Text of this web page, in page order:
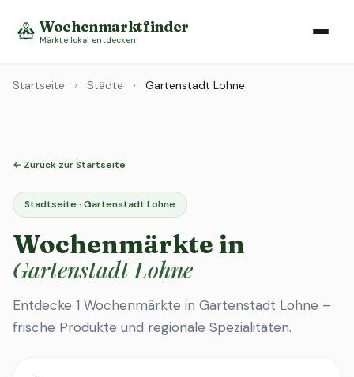
Wochenmarktfinder
Märkte lokal entdecken
Startseite › Städte › Gartenstadt Lohne
← Zurück zur Startseite
Stadtseite · Gartenstadt Lohne
Wochenmärkte in
Gartenstadt Lohne
Entdecke 1 Wochenmärkte in Gartenstadt Lohne –
frische Produkte und regionale Spezialitäten.